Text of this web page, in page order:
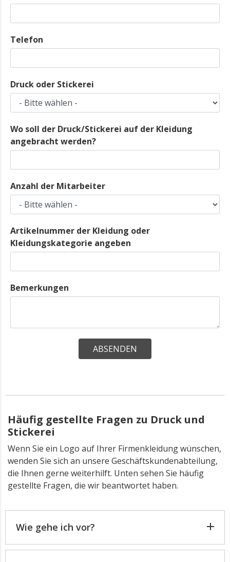
Telefon
Druck oder Stickerei
Wo soll der Druck/Stickerei auf der Kleidung
angebracht werden?
Anzahl der Mitarbeiter
Artikelnummer der Kleidung oder
Kleidungskategorie angeben
Bemerkungen
Häufig gestellte Fragen zu Druck und
Stickerei
Wenn Sie ein Logo auf Ihrer Firmenkleidung wünschen,
wenden Sie sich an unsere Geschäftskundenabteilung,
die Ihnen gerne weiterhilft. Unten sehen Sie häufig
gestellte Fragen, die wir beantwortet haben.
Wie gehe ich vor?